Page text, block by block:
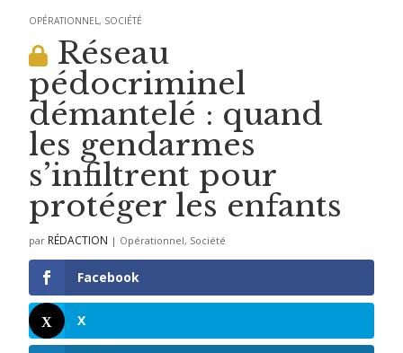
OPÉRATIONNEL, SOCIÉTÉ
Réseau
pédocriminel
démantelé : quand
les gendarmes
s’infiltrent pour
protéger les enfants
par RÉDACTION | Opérationnel, Société
Facebook
X